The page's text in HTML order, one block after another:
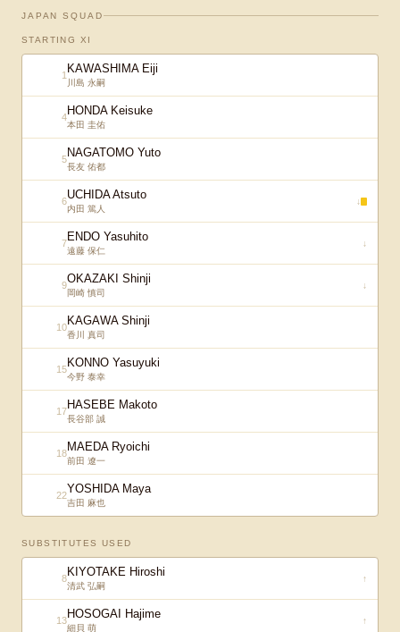
JAPAN SQUAD
STARTING XI
1 KAWASHIMA Eiji
川島 永嗣
4HONDA Keisuke
本田 圭佑
5NAGATOMO Yuto
長友 佑都
6UCHIDA Atsuto
内田 篤人
↓
7ENDO Yasuhito
遠藤 保仁
↓
9OKAZAKI Shinji
岡崎 慎司
↓
10KAGAWA Shinji
香川 真司
15KONNO Yasuyuki
今野 泰幸
17HASEBE Makoto
長谷部 誠
18MAEDA Ryoichi
前田 遼一
22YOSHIDA Maya
吉田 麻也
SUBSTITUTES USED
8KIYOTAKE Hiroshi
清武 弘嗣
↑
13HOSOGAI Hajime
細貝 萌
↑